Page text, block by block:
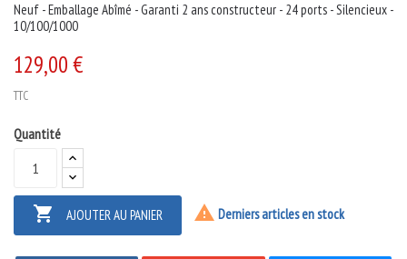
Neuf - Emballage Abîmé - Garanti 2 ans constructeur - 24 ports - Silencieux -
10/100/1000
129,00 €
TTC
Quantité
 AJOUTER AU PANIER  Derniers articles en stock